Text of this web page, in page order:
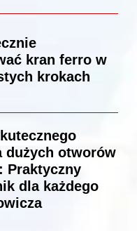
kran ferro w
krokach
dużych otworów
Praktyczny
dla każdego